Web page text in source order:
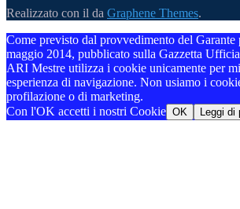
Realizzato con il da Graphene Themes.
Come previsto dal provvedimento del Garante
maggio 2014, pubblicato sulla Gazzetta
ARI Mestre utilizza i cookie unicamente per
esperienza di navigazione. Non usiamo i
profilazione o di marketing.
Con l'OK accetti i nostri Cookie OK Leggi di